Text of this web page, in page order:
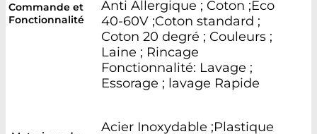
Commande et
Fonctionnalité
Anti Allergique ; Coton ;Eco
40-60V ;Coton standard ;
Coton 20 degré ; Couleurs ;
Laine ; Rincage
Fonctionnalité: Lavage ;
Essorage ; lavage Rapide
Acier Inoxydable ;Plastique